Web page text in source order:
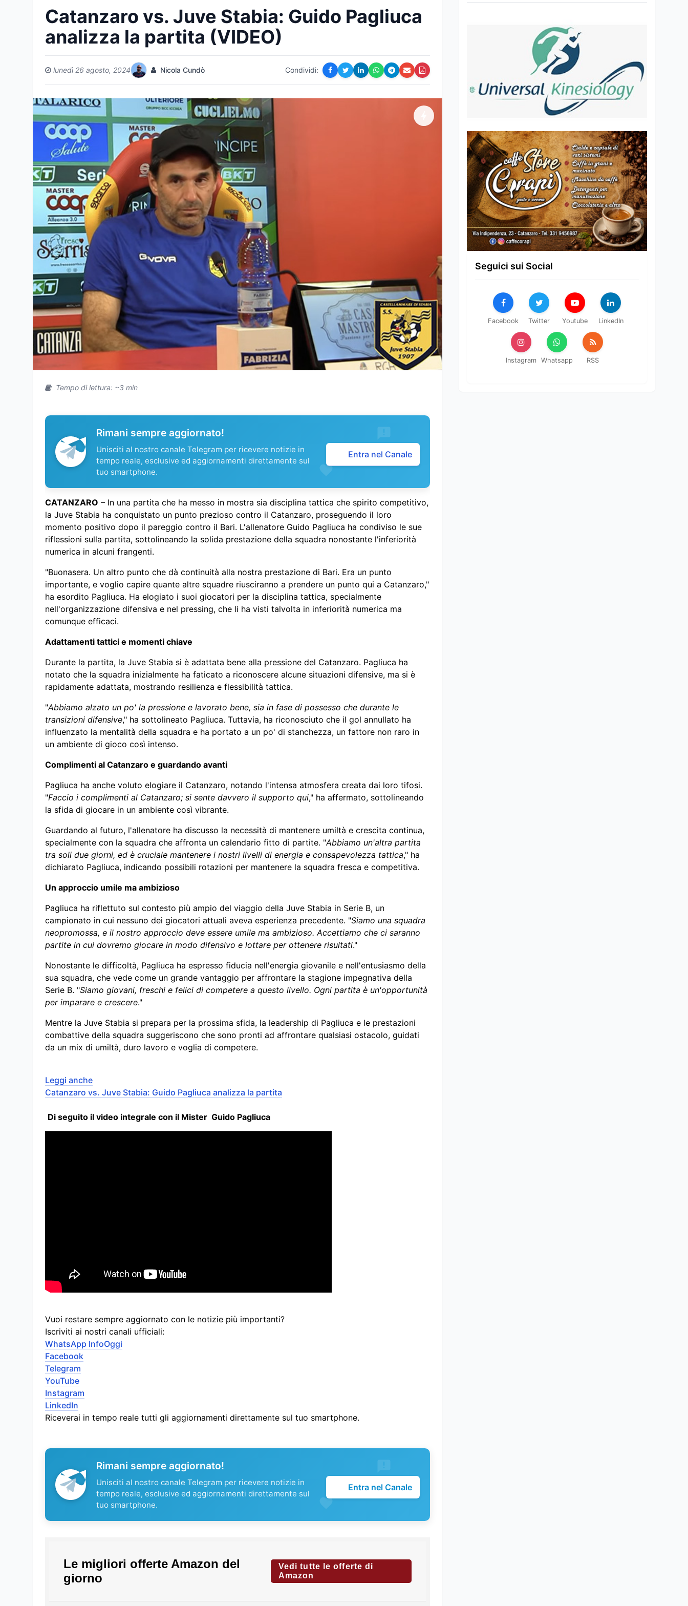
Catanzaro vs. Juve Stabia: Guido Pagliuca
analizza la partita (VIDEO)
lunedì 26 agosto, 2024 Nicola Cundò Condividi:
Tempo di lettura: ~3 min
Rimani sempre aggiornato!
Unisciti al nostro canale Telegram per ricevere notizie in
tempo reale, esclusive ed aggiornamenti direttamente sul
tuo smartphone.
Entra nel Canale
CATANZARO – In una partita che ha messo in mostra sia disciplina tattica che spirito competitivo,
la Juve Stabia ha conquistato un punto prezioso contro il Catanzaro, proseguendo il loro
momento positivo dopo il pareggio contro il Bari. L'allenatore Guido Pagliuca ha condiviso le sue
riflessioni sulla partita, sottolineando la solida prestazione della squadra nonostante l'inferiorità
numerica in alcuni frangenti.
"Buonasera. Un altro punto che dà continuità alla nostra prestazione di Bari. Era un punto
importante, e voglio capire quante altre squadre riusciranno a prendere un punto qui a Catanzaro,"
ha esordito Pagliuca. Ha elogiato i suoi giocatori per la disciplina tattica, specialmente
nell'organizzazione difensiva e nel pressing, che li ha visti talvolta in inferiorità numerica ma
comunque efficaci.
Adattamenti tattici e momenti chiave
Durante la partita, la Juve Stabia si è adattata bene alla pressione del Catanzaro. Pagliuca ha
notato che la squadra inizialmente ha faticato a riconoscere alcune situazioni difensive, ma si è
rapidamente adattata, mostrando resilienza e flessibilità tattica.
"Abbiamo alzato un po' la pressione e lavorato bene, sia in fase di possesso che durante le
transizioni difensive," ha sottolineato Pagliuca. Tuttavia, ha riconosciuto che il gol annullato ha
influenzato la mentalità della squadra e ha portato a un po' di stanchezza, un fattore non raro in
un ambiente di gioco così intenso.
Complimenti al Catanzaro e guardando avanti
Pagliuca ha anche voluto elogiare il Catanzaro, notando l'intensa atmosfera creata dai loro tifosi.
"Faccio i complimenti al Catanzaro; si sente davvero il supporto qui," ha affermato, sottolineando
la sfida di giocare in un ambiente così vibrante.
Guardando al futuro, l'allenatore ha discusso la necessità di mantenere umiltà e crescita continua,
specialmente con la squadra che affronta un calendario fitto di partite. "Abbiamo un'altra partita
tra soli due giorni, ed è cruciale mantenere i nostri livelli di energia e consapevolezza tattica," ha
dichiarato Pagliuca, indicando possibili rotazioni per mantenere la squadra fresca e competitiva.
Un approccio umile ma ambizioso
Pagliuca ha riflettuto sul contesto più ampio del viaggio della Juve Stabia in Serie B, un
campionato in cui nessuno dei giocatori attuali aveva esperienza precedente. "Siamo una squadra
neopromossa, e il nostro approccio deve essere umile ma ambizioso. Accettiamo che ci saranno
partite in cui dovremo giocare in modo difensivo e lottare per ottenere risultati."
Nonostante le difficoltà, Pagliuca ha espresso fiducia nell'energia giovanile e nell'entusiasmo della
sua squadra, che vede come un grande vantaggio per affrontare la stagione impegnativa della
Serie B. "Siamo giovani, freschi e felici di competere a questo livello. Ogni partita è un'opportunità
per imparare e crescere."
Mentre la Juve Stabia si prepara per la prossima sfida, la leadership di Pagliuca e le prestazioni
combattive della squadra suggeriscono che sono pronti ad affrontare qualsiasi ostacolo, guidati
da un mix di umiltà, duro lavoro e voglia di competere.
Leggi anche
Catanzaro vs. Juve Stabia: Guido Pagliuca analizza la partita
Di seguito il video integrale con il Mister Guido Pagliuca
Vuoi restare sempre aggiornato con le notizie più importanti?
Iscriviti ai nostri canali ufficiali:
WhatsApp InfoOggi
Facebook
Telegram
YouTube
Instagram
LinkedIn
Riceverai in tempo reale tutti gli aggiornamenti direttamente sul tuo smartphone.
Rimani sempre aggiornato!
Unisciti al nostro canale Telegram per ricevere notizie in
tempo reale, esclusive ed aggiornamenti direttamente sul
tuo smartphone.
Entra nel Canale
Seguici sui Social
Facebook Twitter Youtube LinkedIn
Instagram Whatsapp RSS